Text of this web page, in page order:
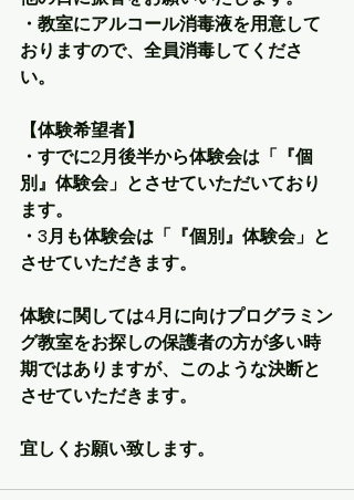
・教室にアルコール消毒液を用意して
おりますので、全員消毒してくださ
い。
【体験希望者】
・すでに2月後半から体験会は「『個
別』体験会」とさせていただいており
ます。
・3月も体験会は「『個別』体験会」と
させていただきます。
体験に関しては4月に向けプログラミン
グ教室をお探しの保護者の方が多い時
期ではありますが、このような決断と
させていただきます。
宜しくお願い致します。